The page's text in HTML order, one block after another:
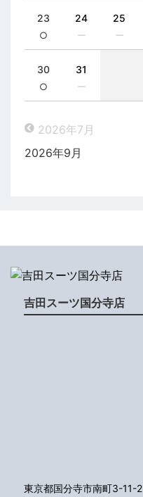
23
○
24
ー
25
ー
30
○
31
ー
2026年7月
2026年9月
吉田スーツ国分寺店
東京都国分寺市南町3-11-2